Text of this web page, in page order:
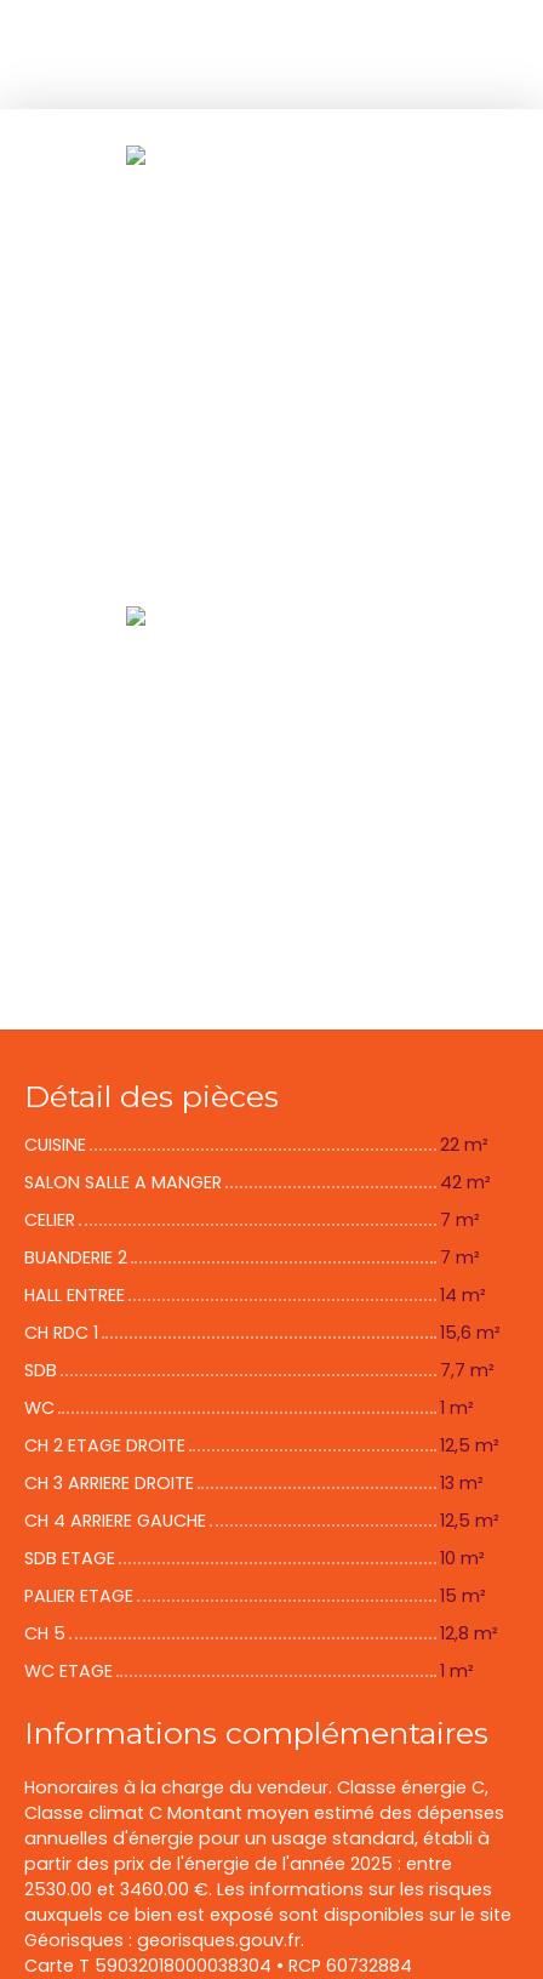
Détail des pièces
CUISINE
22 m²
SALON SALLE A MANGER
42 m²
CELIER
7 m²
BUANDERIE 2
7 m²
HALL ENTREE
14 m²
CH RDC 1
15,6 m²
SDB
7,7 m²
WC
1 m²
CH 2 ETAGE DROITE
12,5 m²
CH 3 ARRIERE DROITE
13 m²
CH 4 ARRIERE GAUCHE
12,5 m²
SDB ETAGE
10 m²
PALIER ETAGE
15 m²
CH 5
12,8 m²
WC ETAGE
1 m²
Informations complémentaires
Honoraires à la charge du vendeur. Classe énergie C,
Classe climat C Montant moyen estimé des dépenses
annuelles d'énergie pour un usage standard, établi à
partir des prix de l'énergie de l'année 2025 : entre
2530.00 et 3460.00 €. Les informations sur les risques
auxquels ce bien est exposé sont disponibles sur le site
Géorisques : georisques.gouv.fr.
Carte T 59032018000038304 • RCP 60732884